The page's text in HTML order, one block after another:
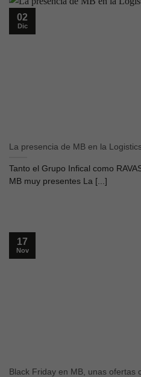
La presencia de MB en la
Tanto el Grupo Infical como
MB muy presentes La [...]
02
Dic
Black Friday en MB, unas ofertas
17
Nov